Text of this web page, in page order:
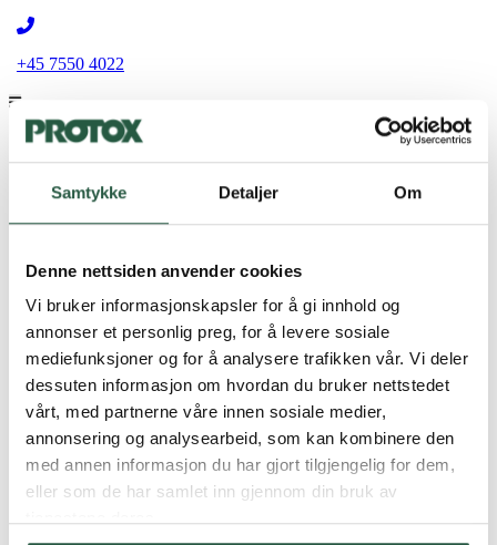
Samtykke Detaljer Om
Denne nettsiden anvender cookies
Vi bruker informasjonskapsler for å gi innhold og
annonser et personlig preg, for å levere sosiale
mediefunksjoner og for å analysere trafikken vår. Vi deler
dessuten informasjon om hvordan du bruker nettstedet
vårt, med partnerne våre innen sosiale medier,
annonsering og analysearbeid, som kan kombinere den
med annen informasjon du har gjort tilgjengelig for dem,
eller som de har samlet inn gjennom din bruk av
+45 7550 4022
Produkter
Protox®Guide
PROTOX AI-assistenter
PROTOX produktguide
PROTOX Fotogalleri
Bransje
Byggevarehus
Boligselskaper
Ingeniører
Malere
Skadeservice
Snekkere
Vindkraftservice
Om PROTOX ®
Om PROTOX ®
Bærekraftsinitiativer